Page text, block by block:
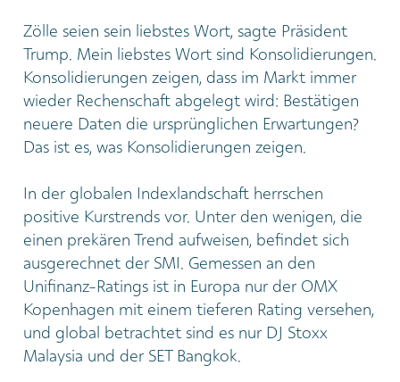
Zölle seien sein liebstes Wort, sagte Präsident
Trump. Mein liebstes Wort sind Konsolidierungen.
Konsolidierungen zeigen, dass im Markt immer
wieder Rechenschaft abgelegt wird: Bestätigen
neuere Daten die ursprünglichen Erwartungen?
Das ist es, was Konsolidierungen zeigen.
In der globalen Indexlandschaft herrschen
positive Kurstrends vor. Unter den wenigen, die
einen prekären Trend aufweisen, befindet sich
ausgerechnet der SMI. Gemessen an den
Unifinanz-Ratings ist in Europa nur der OMX
Kopenhagen mit einem tieferen Rating versehen,
und global betrachtet sind es nur DJ Stoxx
Malaysia und der SET Bangkok.